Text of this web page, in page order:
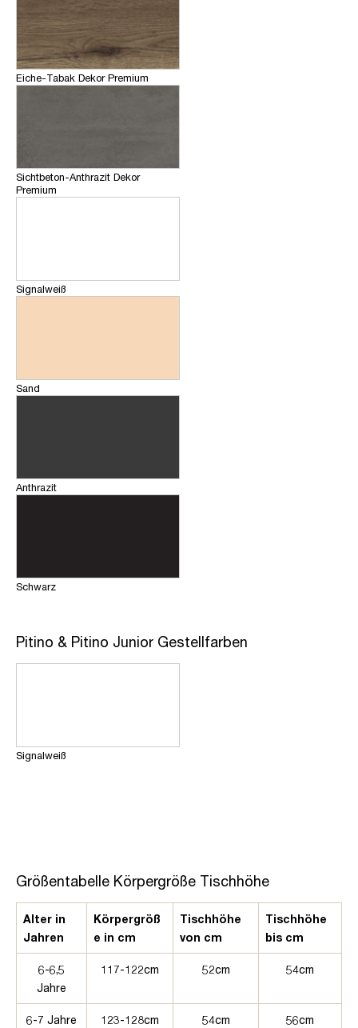
Eiche-Tabak Dekor Premium
Sichtbeton-Anthrazit Dekor
Premium
Signalweiß
Sand
Anthrazit
Schwarz
Pitino & Pitino Junior Gestellfarben
Signalweiß
Größentabelle Körpergröße Tischhöhe
Alter in
Jahren
Körpergröß
e in cm
Tischhöhe
von cm
Tischhöhe
bis cm
6-6,5
Jahre
117-122cm 52cm 54cm
6-7 Jahre 123-128cm 54cm 56cm